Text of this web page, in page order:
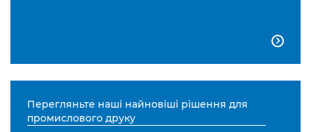

Перегляньте наші найновіші рішення для
промислового друку